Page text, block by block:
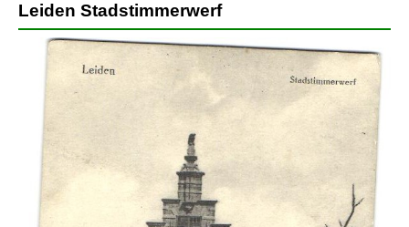
Leiden Stadstimmerwerf